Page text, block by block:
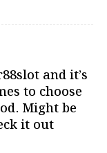
and it’s
to choose
Might be
it out